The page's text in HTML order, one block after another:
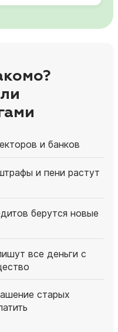
и банков
и пени растут
берутся новые
все деньги с
старых